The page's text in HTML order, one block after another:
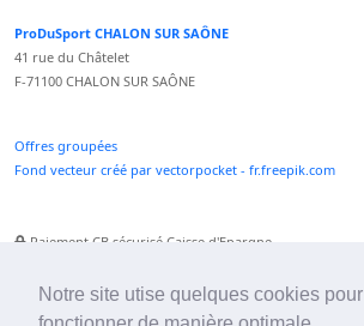
Notre site utise quelques cookies pour
ProDuSport CHALON SUR SAÔNE
41 rue du Châtelet
F-71100 CHALON SUR SAÔNE
Offres groupées
Fond vecteur créé par vectorpocket - fr.freepik.com
Paiement CB sécurisé Caisse d'Epargne
Paiement Paypal accepté